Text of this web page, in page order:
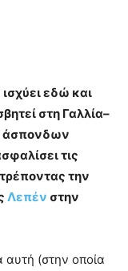
εδώ και
στη Γαλλία–
άσπονδων
τις
την
Λεπέν στην
αυτή (στην οποία